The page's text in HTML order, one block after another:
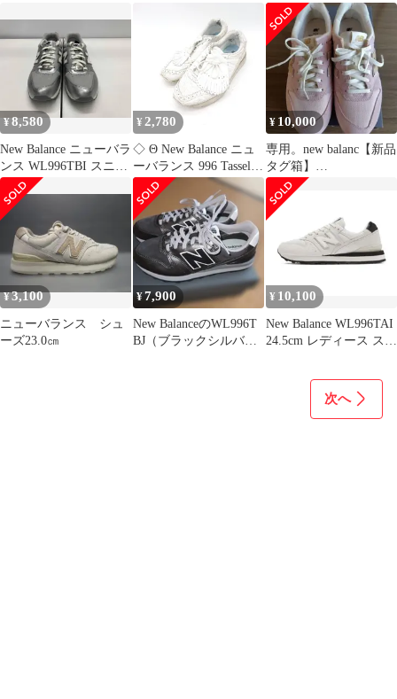
カー 24.5cm
¥8,580
New Balance ニューバラ
ンス WL996TBI スニー
カー サイズ24.5cm シル
バー
¥ 2,780
◇ Θ New Balance ニュ
ーバランス 996 Tassel
Pack WL996TA2 スニー
カー サイズ23.0 ホワイ
ト系 レディース E
【1412260027762】
¥ 10,000
専用。new balanc【新品
タグ箱】
WL996TF2(24.5センチ)
¥3,100
ニューバランス シュ
ーズ23.0㎝
¥7,900
New BalanceのWL996T
BJ（ブラックシルバ
¥ 10,100
New Balance WL996TAI
24.5cm レディース スニ
次へ